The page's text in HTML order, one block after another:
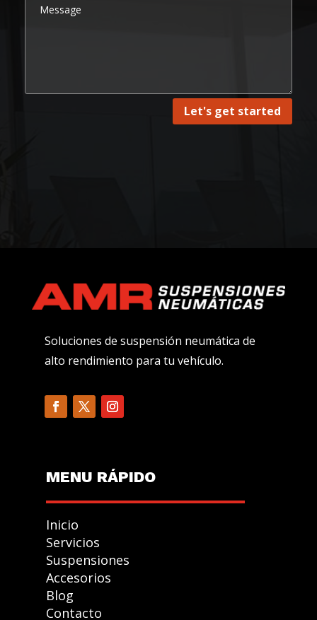
GESTIONAR
CONSENTIMIENTO
Let's get started
Soluciones de suspensión neumática de
alto rendimiento para tu vehículo.
MENU RÁPIDO
Inicio
Servicios
Suspensiones
Accesorios
Blog
Contacto